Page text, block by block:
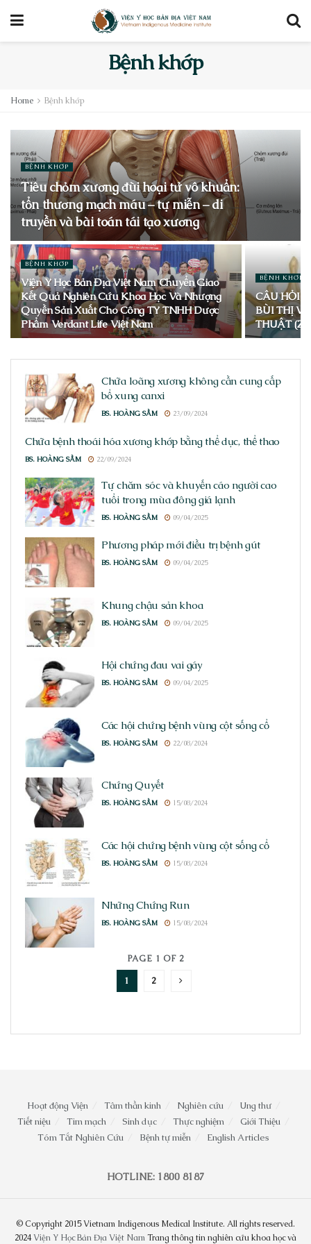
Bệnh khớp
Home Bệnh khớp
BỆNH KHỚP
Tiêu chỏm xương đùi hoại tử vô khuẩn:
tổn thương mạch máu – tự miễn – di
truyền và bài toán tái tạo xương
BỆNH KHỚP
Viện Y Học Bản Địa Việt Nam Chuyển Giao
Kết Quả Nghiên Cứu Khoa Học Và Nhượng
Quyền Sản Xuất Cho Công TY TNHH Dược
Phẩm Verdant Life Việt Nam
BỆNH KHỚP
CÂU HỎI
BÙI THỊ
THUẬT
Chữa loãng xương không cần cung cấp
bổ xung canxi
BS. HOÀNG SẦM 23/09/2024
Chữa bệnh thoái hóa xương khớp bằng thể dục, thể thao
BS. HOÀNG SẦM 22/09/2024
Tự chăm sóc và khuyến cáo người cao
tuổi trong mùa đông giá lạnh
BS. HOÀNG SẦM 09/04/2025
Phương pháp mới điều trị bệnh gút
BS. HOÀNG SẦM 09/04/2025
Khung chậu sản khoa
BS. HOÀNG SẦM 09/04/2025
Hội chứng đau vai gáy
BS. HOÀNG SẦM 09/04/2025
Các hội chứng bệnh vùng cột sống cổ
BS. HOÀNG SẦM 22/08/2024
Chứng Quyết
BS. HOÀNG SẦM 15/08/2024
Các hội chứng bệnh vùng cột sống cổ
BS. HOÀNG SẦM 15/08/2024
Những Chứng Run
BS. HOÀNG SẦM 15/08/2024
PAGE 1 OF 2
1 2
Hoạt động Viện Tâm thần kinh Nghiên cứu
Ung thư
Tiết niệu
Tim mạch Sinh dục Thực nghiệm
Giới Thiệu
Tóm Tắt Nghiên Cứu
Bệnh tự miễn English Articles
HOTLINE: 1800 8187
© Copyright 2015 Vietnam Indigenous Medical Institute. All rights reserved.
2024Viện Y Học Bản Địa Việt NamTrang thông tin nghiên cứu khoa học và